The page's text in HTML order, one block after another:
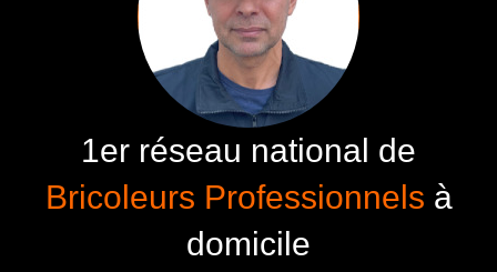
1er réseau national de
Bricoleurs Professionnels à
domicile